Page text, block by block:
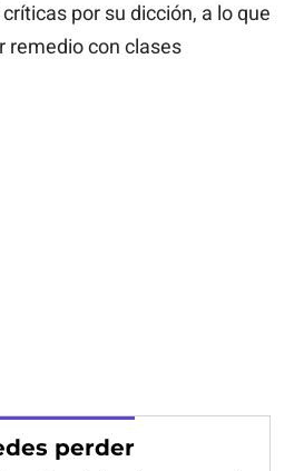
por su dicción, a lo que
remedio con clases
perder